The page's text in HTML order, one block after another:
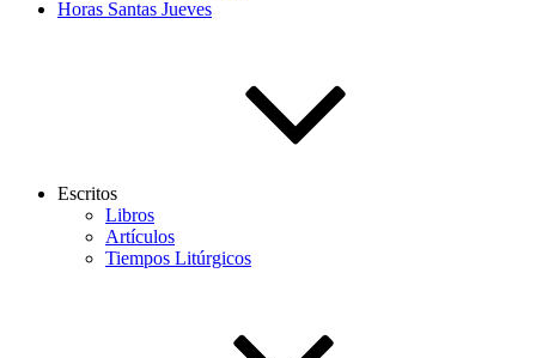
Horas Santas Jueves
Escritos
Libros
Artículos
Tiempos Litúrgicos